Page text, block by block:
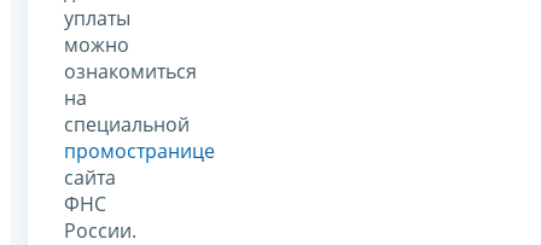
уплаты
можно
ознакомиться
на
специальной
промостранице
сайта
ФНС
России.